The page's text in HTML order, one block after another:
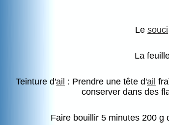
Le souci
La
Teinture d'ail : Prendre une tête d'ail
conserver dans des
Faire bouillir 5 minutes 200 g